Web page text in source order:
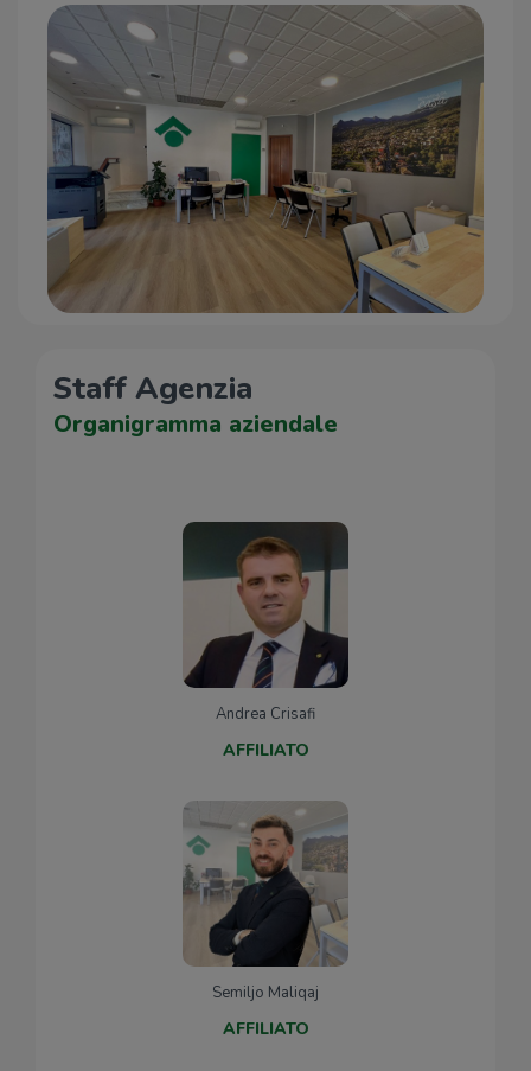
Staff Agenzia
Organigramma aziendale
Andrea Crisafi
AFFILIATO
Semiljo Maliqaj
AFFILIATO